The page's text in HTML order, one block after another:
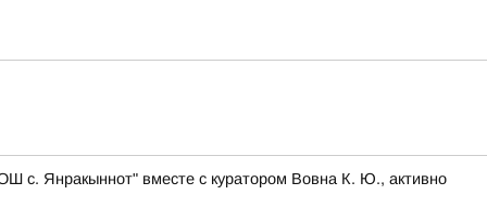
с. Янракыннот" вместе с куратором Вовна К. Ю., активно